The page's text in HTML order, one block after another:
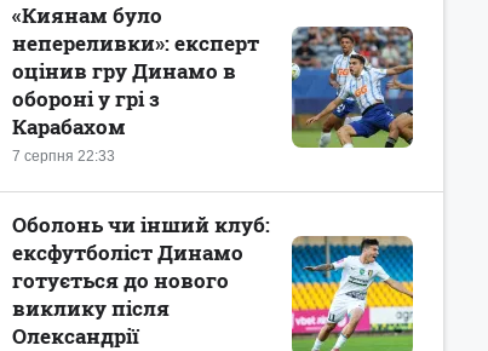
7 серпня 22:33
«Киянам було
непереливки»: експерт
оцінив гру Динамо в
обороні у грі з
Карабахом
Оболонь чи інший клуб:
ексфутболіст Динамо
готується до нового
виклику після
Олександрії